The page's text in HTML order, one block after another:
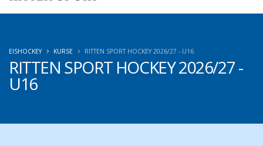
RITTEN SPORT HOCKEY 2026/27 -
U16
EISHOCKEY KURSE RITTEN SPORT HOCKEY 2026/27 - U16